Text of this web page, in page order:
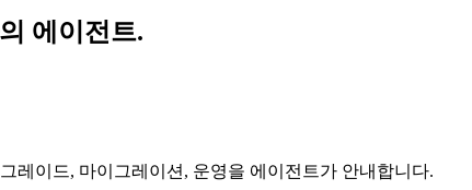
에이전트.
레이드, 마이그레이션, 운영을 에이전트가 안내합니다.